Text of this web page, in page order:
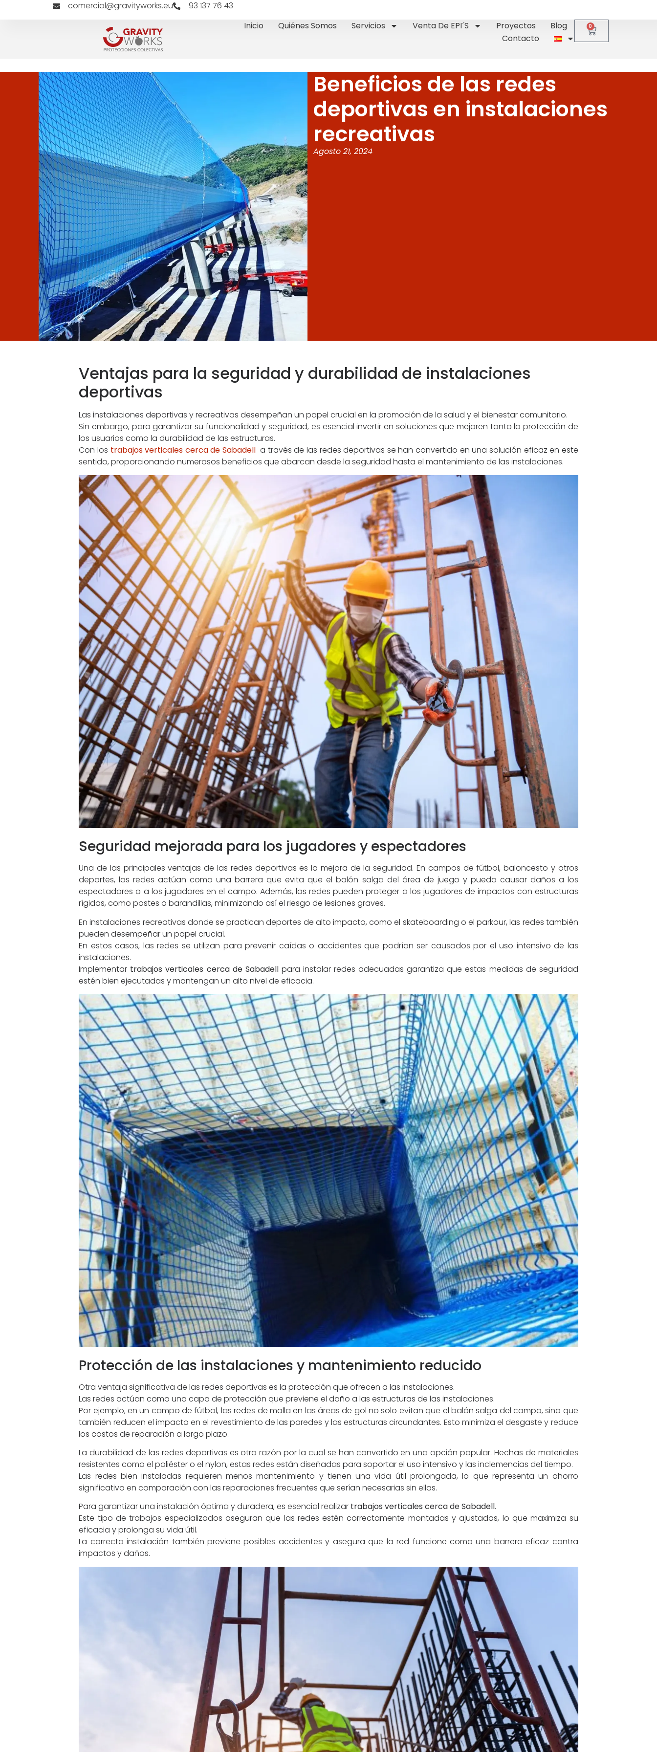
comercial@gravityworks.eu
93 137 76 43
Inicio
Quiénes Somos Servicios Venta De EPI´s Proyectos
Blog
Contacto
0
Beneficios de las redes
deportivas en instalaciones
recreativas
Agosto 21, 2024
Ventajas para la seguridad y durabilidad de instalaciones
deportivas
Las instalaciones deportivas y recreativas desempeñan un papel crucial en la promoción de la salud y el bienestar comunitario.
Sin embargo, para garantizar su funcionalidad y seguridad, es esencial invertir en soluciones que mejoren tanto la protección de
los usuarios como la durabilidad de las estructuras.
Con los trabajos verticales cerca de Sabadella través de las redes deportivas se han convertido en una solución eficaz en este
sentido, proporcionando numerosos beneficios que abarcan desde la seguridad hasta el mantenimiento de las instalaciones.
Seguridad mejorada para los jugadores y espectadores
Una de las principales ventajas de las redes deportivas es la mejora de la seguridad. En campos de fútbol, baloncesto y otros
deportes, las redes actúan como una barrera que evita que el balón salga del área de juego y pueda causar daños a los
espectadores o a los jugadores en el campo. Además, las redes pueden proteger a los jugadores de impactos con estructuras
rígidas, como postes o barandillas, minimizando así el riesgo de lesiones graves.
En instalaciones recreativas donde se practican deportes de alto impacto, como el skateboarding o el parkour, las redes también
pueden desempeñar un papel crucial.
En estos casos, las redes se utilizan para prevenir caídas o accidentes que podrían ser causados por el uso intensivo de las
instalaciones.
Implementar trabajos verticales cerca de Sabadellpara instalar redes adecuadas garantiza que estas medidas de seguridad
estén bien ejecutadas y mantengan un alto nivel de eficacia.
Protección de las instalaciones y mantenimiento reducido
Otra ventaja significativa de las redes deportivas es la protección que ofrecen a las instalaciones.
Las redes actúan como una capa de protección que previene el daño a las estructuras de las instalaciones.
Por ejemplo, en un campo de fútbol, las redes de malla en las áreas de gol no solo evitan que el balón salga del campo, sino que
también reducen el impacto en el revestimiento de las paredes y las estructuras circundantes. Esto minimiza el desgaste y reduce
los costos de reparación a largo plazo.
La durabilidad de las redes deportivas es otra razón por la cual se han convertido en una opción popular. Hechas de materiales
resistentes como el poliéster o el nylon, estas redes están diseñadas para soportar el uso intensivo y las inclemencias del tiempo.
Las redes bien instaladas requieren menos mantenimiento y tienen una vida útil prolongada, lo que representa un ahorro
significativo en comparación con las reparaciones frecuentes que serían necesarias sin ellas.
Para garantizar una instalación óptima y duradera, es esencial realizar trabajos verticales cerca de Sabadell.
Este tipo de trabajos especializados aseguran que las redes estén correctamente montadas y ajustadas, lo que maximiza su
eficacia y prolonga su vida útil.
La correcta instalación también previene posibles accidentes y asegura que la red funcione como una barrera eficaz contra
impactos y daños.